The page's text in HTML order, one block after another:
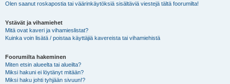
Olen saanut roskapostia tai väärinkäytöksiä sisältäviä viestejä tältä foorumilta!
Ystävät ja vihamiehet
Mitä ovat kaveri ja vihamieslistat?
Kuinka voin lisätä / poistaa käyttäjiä kavereista tai vihamiehistä
Foorumilta hakeminen
Miten etsin alueelta tai alueilta?
Miksi hakuni ei löytänyt mitään?
Miksi haku johti tyhjään sivuun!?